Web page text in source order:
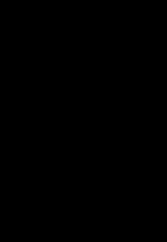
Stadt Stuttgart, 1941-1944